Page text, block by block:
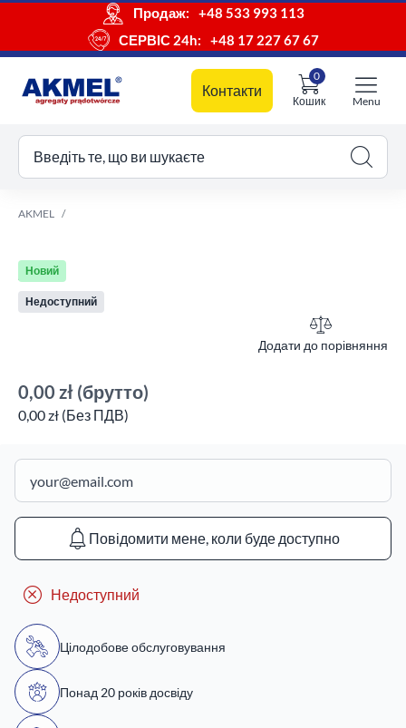
Продаж:
+48 533 993 113
СЕРВІС 24h:
+48 17 227 67 67
Контакти
Кошик
0
кошик
Menu
Введіть те, що ви шукаєте
AKMEL
Новий
Недоступний
Додати до порівняння
0,00 zł (брутто)
0,00 zł (Без ПДВ)
Повідомити мене, коли буде доступно
Недоступний
Цілодобове обслуговування
Понад 20 років досвіду